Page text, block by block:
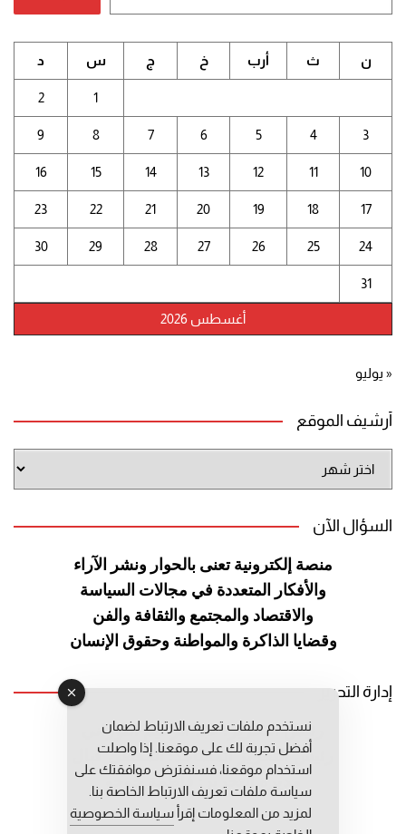
أغسطس 2026
ن ث أرب خ ج س د
1
2
3
4
5
6
7
8
9
10
11
12
13
14
15
16
17
18
19
20
21
22
23
24
25
26
27
28
29
30
31
« يوليو
أرشيف الموقع
الموقع
السؤال الآن
منصة إلكترونية تعنى بالحوار ونشر الآراء
والأفكار المتعددة في مجالات السياسة
والاقتصاد والمجتمع والثقافة والفن
وقضايا الذاكرة والمواطنة وحقوق الإنسان
إدارة التحرير
رئيس التحرير: عبد الرحيم التوراني
رئيس التحرير المساعد: المعطي قبال
مديرة التحرير: فاطمة حوحو
نستخدم ملفات تعريف الارتباط لضمان
أفضل تجربة لك على موقعنا. إذا واصلت
استخدام موقعنا، فسنفترض موافقتك على
سياسة ملفات تعريف الارتباط الخاصة بنا.
لمزيد من المعلومات إقرأ سياسة الخصوصية